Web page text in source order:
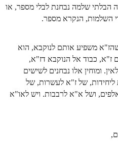
הבלתי שלמה נבחנת לבלי מספר, או
השלמות, הנקרא מספר.
משפיע אותם לנוקבא, הוא
ז"א, כבוד אל הנוקבא דז"א,
ומוחין אלו נבחנים לשישים
ליחידות, של ז"א לעשרות, של
ושל א"א לרבבות. ויש לאו"א